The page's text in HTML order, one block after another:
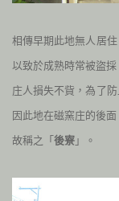
相傳早期此地無人居
以致於成熟時常被盜採
庄人損失不貲，為了
因此地在磁窯庄的後面
故稱之「後寮 」。